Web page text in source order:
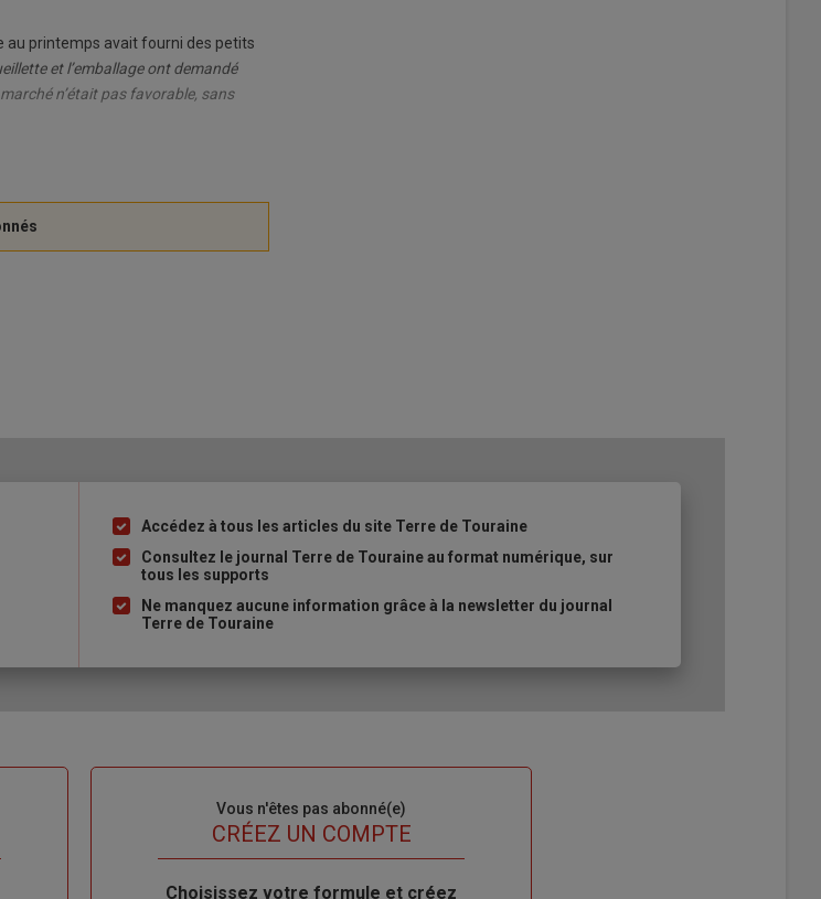
au printemps avait fourni des petits
et l’emballage ont demandé
n’était pas favorable, sans
Liste
à
puce
Accédez à tous les articles du site Terre de Touraine
Consultez le journal Terre de Touraine au format numérique, sur
tous les supports
Ne manquez aucune information grâce à la newsletter du journal
Terre de Touraine
Vous n'êtes pas abonné(e)
TITRECRÉEZ UN COMPTE
Body
Choisissez votre formule et créez